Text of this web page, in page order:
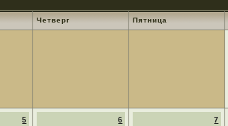
Четверг Пятница
5
6
7